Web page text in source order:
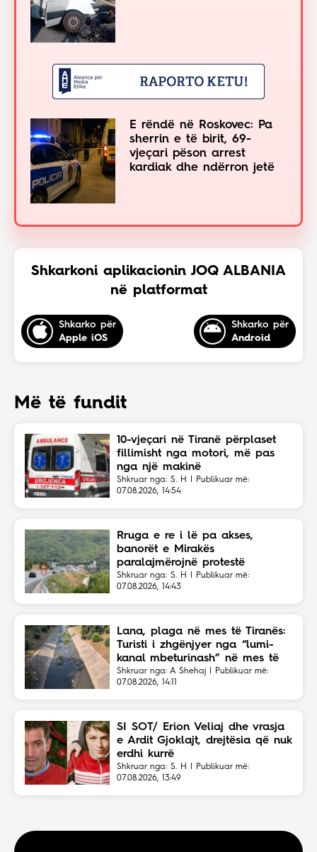
E rëndë në Roskovec: Pa
sherrin e të birit, 69-
vjeçari pëson arrest
kardiak dhe ndërron jetë
Shkarkoni aplikacionin JOQ ALBANIA
në platformat
Shkarko për
Apple iOS
Shkarko për
Android
Më të fundit
10-vjeçari në Tiranë përplaset
fillimisht nga motori, më pas
nga një makinë
Shkruar nga: S. H | Publikuar më:
07.08.2026, 14:54
Rruga e re i lë pa akses,
banorët e Mirakës
paralajmërojnë protestë
Shkruar nga: S. H | Publikuar më:
07.08.2026, 14:43
Lana, plaga në mes të Tiranës:
Turisti i zhgënjyer nga “lumi-
kanal mbeturinash” në mes të
kryeqytetit
Shkruar nga: A Shehaj | Publikuar më:
07.08.2026, 14:11
SI SOT/ Erion Veliaj dhe vrasja
e Ardit Gjoklajt, drejtësia që nuk
erdhi kurrë
Shkruar nga: S. H | Publikuar më:
07.08.2026, 13:49